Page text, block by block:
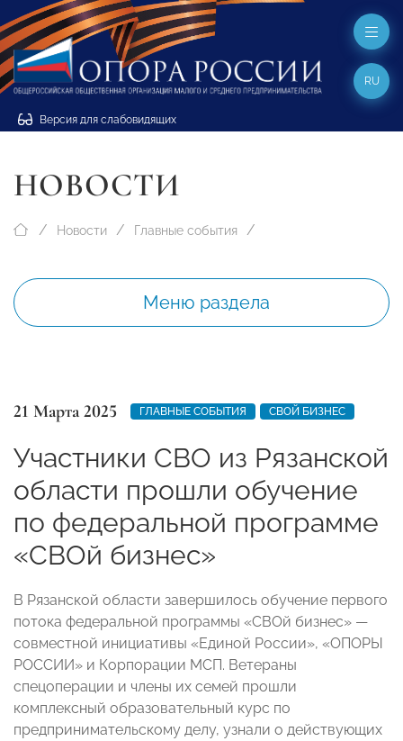
Версия для слабовидящих
RU
НОВОСТИ
Новости Главные события
Меню раздела
21 Марта 2025 ГЛАВНЫЕ СОБЫТИЯ СВОЙ БИЗНЕС
Участники СВО из Рязанской
области прошли обучение
по федеральной программе
«СВОй бизнес»
В Рязанской области завершилось обучение первого
потока федеральной программы «СВОй бизнес» —
совместной инициативы «Единой России», «ОПОРЫ
РОССИИ» и Корпорации МСП. Ветераны
спецоперации и члены их семей прошли
комплексный образовательный курс по
предпринимательскому делу, узнали о действующих